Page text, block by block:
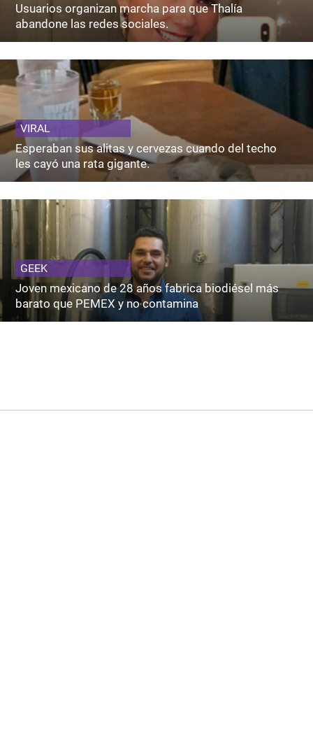
Usuarios organizan marcha para que Thalía
abandone las redes sociales.
VIRAL
Esperaban sus alitas y cervezas cuando del techo
les cayó una rata gigante.
GEEK
Joven mexicano de 28 años fabrica biodiésel más
barato que PEMEX y no contamina